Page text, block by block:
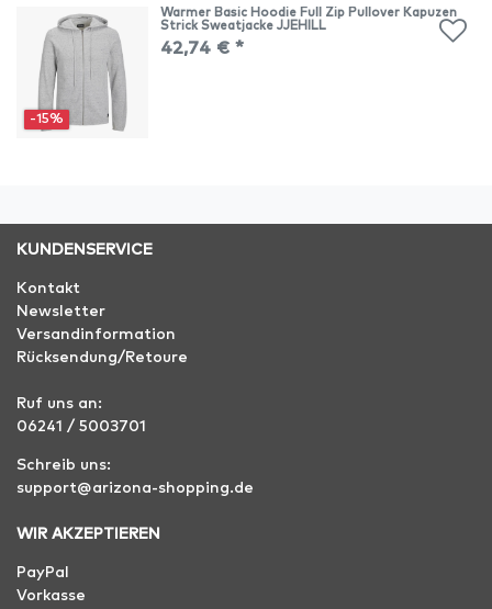
-15%
Warmer Basic Hoodie Full Zip Pullover Kapuzen
Strick Sweatjacke JJEHILL
42,74 € *
KUNDENSERVICE
Kontakt
Newsletter
Versandinformation
Rücksendung/Retoure
Ruf uns an:
06241 / 5003701
Schreib uns:
support@arizona-shopping.de
WIR AKZEPTIEREN
PayPal
Vorkasse